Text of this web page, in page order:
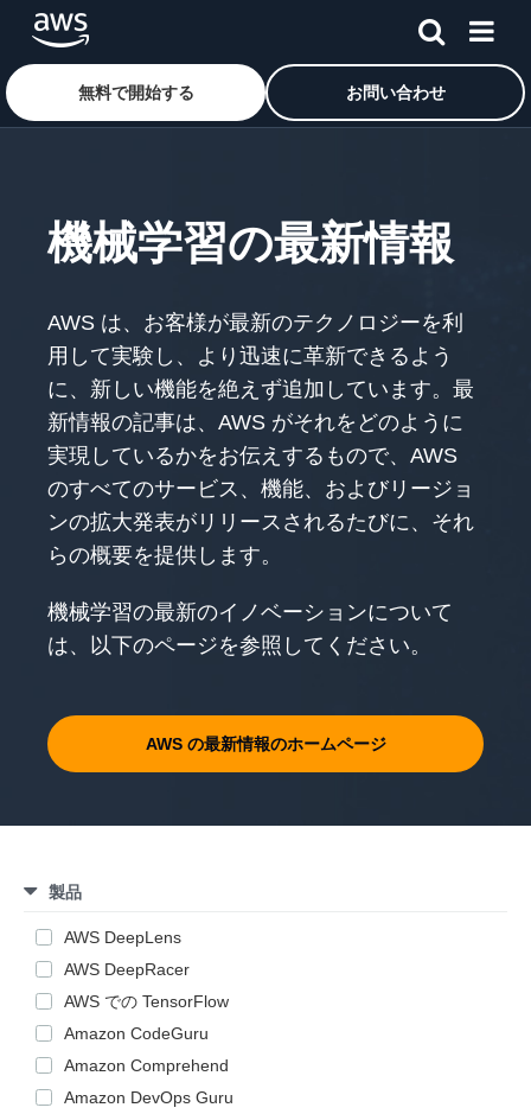
無料で開始する お問い合わせ
機械学習の最新情報
AWS は、お客様が最新のテクノロジーを利
用して実験し、より迅速に革新できるよう
に、新しい機能を絶えず追加しています。最
新情報の記事は、AWS がそれをどのように
実現しているかをお伝えするもので、AWS
のすべてのサービス、機能、およびリージョ
ンの拡大発表がリリースされるたびに、それ
らの概要を提供します。
機械学習の最新のイノベーションについて
は、以下のページを参照してください。
AWS の最新情報のホームページ
製品
AWS DeepLens
AWS DeepRacer
AWS での TensorFlow
Amazon CodeGuru
Amazon Comprehend
Amazon DevOps Guru